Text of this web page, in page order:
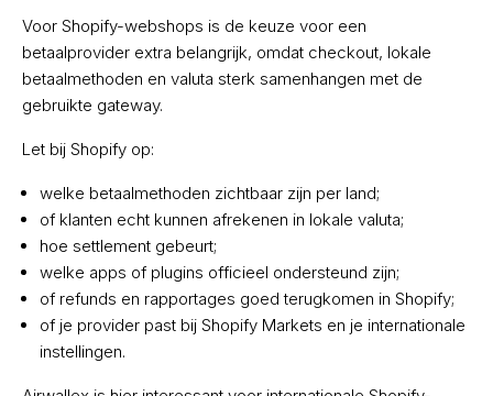
Voor Shopify-webshops is de keuze voor een
betaalprovider extra belangrijk, omdat checkout, lokale
betaalmethoden en valuta sterk samenhangen met de
gebruikte gateway.
Let bij Shopify op:
welke betaalmethoden zichtbaar zijn per land;
of klanten echt kunnen afrekenen in lokale valuta;
hoe settlement gebeurt;
welke apps of plugins officieel ondersteund zijn;
of refunds en rapportages goed terugkomen in Shopify;
of je provider past bij Shopify Markets en je internationale
instellingen.